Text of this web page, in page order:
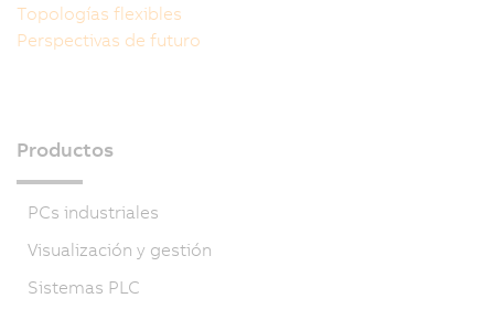
Topologías flexibles
Perspectivas de futuro
Productos
PCs industriales
Visualización y gestión
Sistemas PLC